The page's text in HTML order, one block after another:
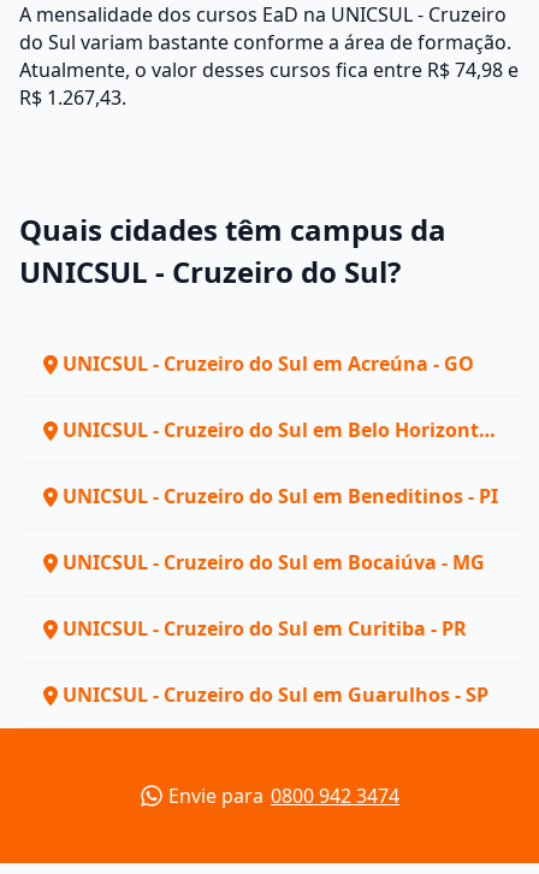
A mensalidade dos cursos EaD na UNICSUL - Cruzeiro
do Sul variam bastante conforme a área de formação.
Atualmente, o valor desses cursos fica entre R$ 74,98 e
R$ 1.267,43.
Quais cidades têm campus da
UNICSUL - Cruzeiro do Sul?
UNICSUL - Cruzeiro do Sul em Acreúna - GO
UNICSUL - Cruzeiro do Sul em Belo Horizonte -
UNICSUL - Cruzeiro do Sul em Beneditinos - PI
UNICSUL - Cruzeiro do Sul em Bocaiúva - MG
UNICSUL - Cruzeiro do Sul em Curitiba - PR
UNICSUL - Cruzeiro do Sul em Guarulhos - SP
Envie para 0800 942 3474